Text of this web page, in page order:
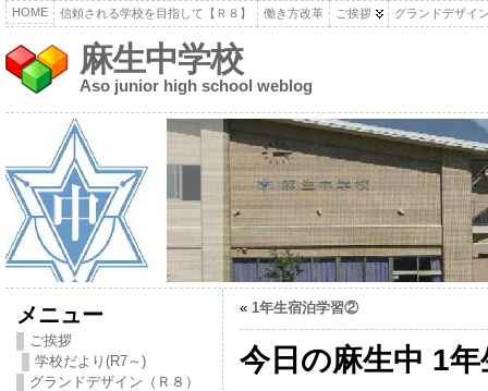
HOME 信頼される学校を目指して【Ｒ８】 働き方改革 ご挨拶 グランドデザイ
麻生中学校
Aso junior high school weblog
メニュー
ご挨拶
学校だより(R7～)
グランドデザイン（Ｒ８）
« 1年生宿泊学習②
今日の麻生中 1